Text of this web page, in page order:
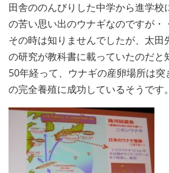
田舎ののんびりした中学から進学
の苦い思い出のウナギなのですが・
その時は知りませんでしたが、太
の研究が教科書に載っていたのだと
50年経って、ウナギの産卵場所は
の完全養殖に成功しているそうです。